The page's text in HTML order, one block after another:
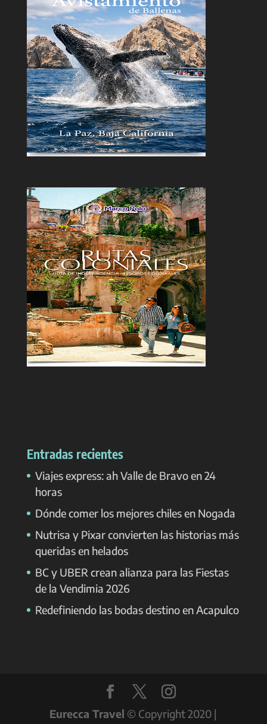
Entradas recientes
Viajes express: ah Valle de Bravo en 24
horas
Dónde comer los mejores chiles en Nogada
Nutrisa y Pixar convierten las historias más
queridas en helados
BC y UBER crean alianza para las Fiestas
de la Vendimia 2026
Redefiniendo las bodas destino en Acapulco
Eurecca Travel © Copyright 2020 |